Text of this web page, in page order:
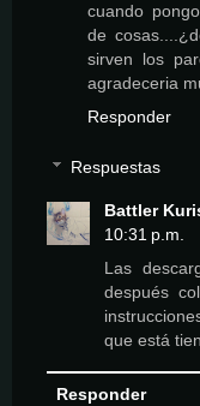
cuando
de
sirven los
agradeceria
Responder
Respuestas
Battler
10:31 p.m.
Las
después
que está
Responder